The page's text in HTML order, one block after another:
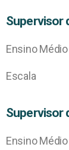
Supervisor
Ensino
Escala
Supervisor
Ensino